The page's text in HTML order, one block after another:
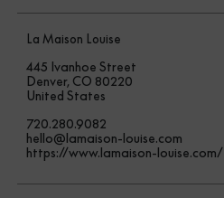
La Maison Louise
445 Ivanhoe Street
Denver, CO 80220
United States
720.280.9082
hello@lamaison-louise.com
https://www.lamaison-louise.com/